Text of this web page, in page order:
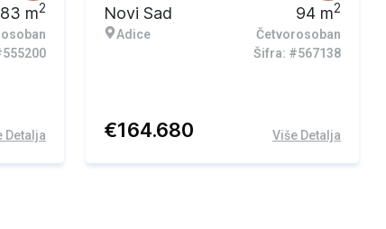
83 m2
Detalja
Novi Sad
Adice
94 m2
Četvorosoban
Šifra: #567138
€164.680 Više Detalja